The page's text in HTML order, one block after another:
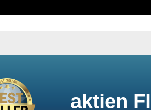
aktien